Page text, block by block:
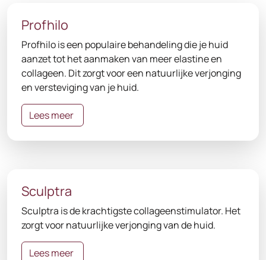
Profhilo
Profhilo is een populaire behandeling die je huid
aanzet tot het aanmaken van meer elastine en
collageen. Dit zorgt voor een natuurlijke verjonging
en versteviging van je huid.
Lees meer
Sculptra
Sculptra is de krachtigste collageenstimulator. Het
zorgt voor natuurlijke verjonging van de huid.
Lees meer